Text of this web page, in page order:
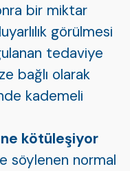
bir miktar
görülmesi
tedaviye
bağlı olarak
kademeli
kötüleşiyor
söylenen normal